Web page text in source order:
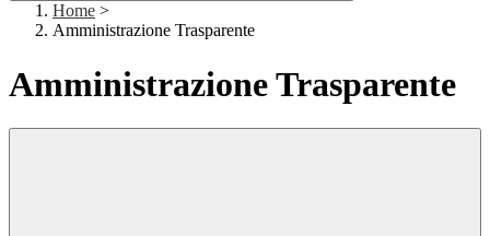
Home >
Amministrazione Trasparente
Amministrazione Trasparente